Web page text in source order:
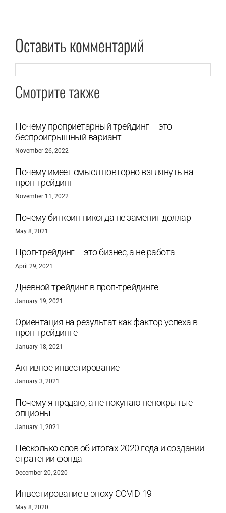
Оставить комментарий
Смотрите также
Почему проприетарный трейдинг – это
беспроигрышный вариант
November 26, 2022
Почему имеет смысл повторно взглянуть на
проп-трейдинг
November 11, 2022
Почему биткоин никогда не заменит доллар
May 8, 2021
Проп-трейдинг – это бизнес, а не работа
April 29, 2021
Дневной трейдинг в проп-трейдинге
January 19, 2021
Ориентация на результат как фактор успеха в
проп-трейдинге
January 18, 2021
Активное инвестирование
January 3, 2021
Почему я продаю, а не покупаю непокрытые
опционы
January 1, 2021
Несколько слов об итогах 2020 года и создании
стратегии фонда
December 20, 2020
Инвестирование в эпоху COVID-19
May 8, 2020